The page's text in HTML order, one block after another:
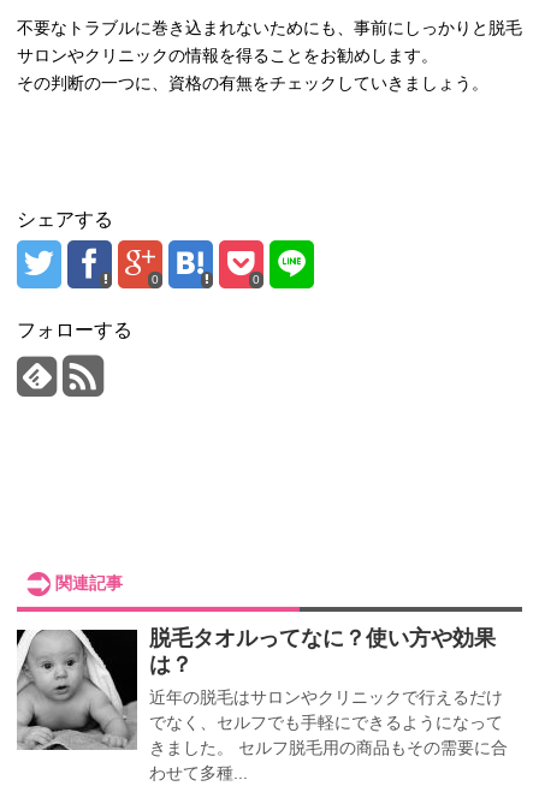
不要なトラブルに巻き込まれないためにも、事前にしっかりと脱毛
サロンやクリニックの情報を得ることをお勧めします。
その判断の一つに、資格の有無をチェックしていきましょう。
シェアする
0 0
フォローする
関連記事
脱毛タオルってなに？使い方や効果
は？
近年の脱毛はサロンやクリニックで行えるだけ
でなく、セルフでも手軽にできるようになって
きました。 セルフ脱毛用の商品もその需要に合
わせて多種...